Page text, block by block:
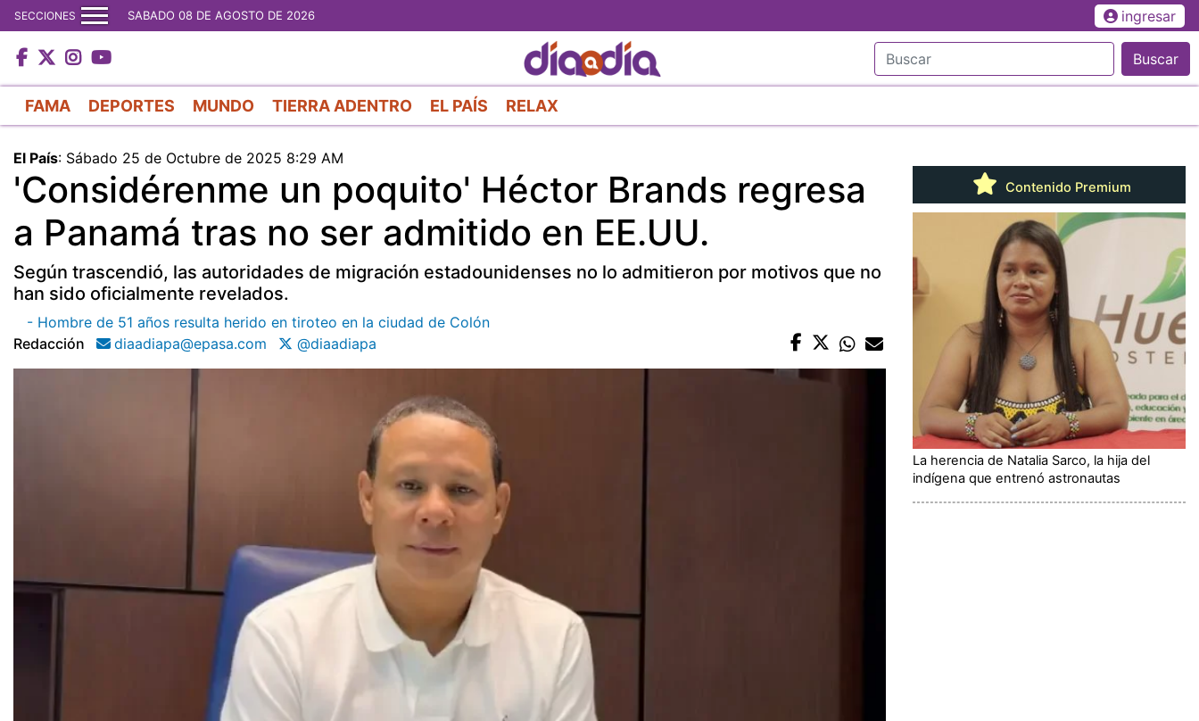
al
contenido
principal
SECCIONES SABADO 08 DE AGOSTO DE 2026 ingresar
Buscar
FAMA DEPORTES MUNDO TIERRA ADENTRO EL PAÍS RELAX
El País: Sábado 25 de Octubre de 2025 8:29 AM
'Considérenme un poquito' Héctor Brands regresa
a Panamá tras no ser admitido en EE.UU.
Según trascendió, las autoridades de migración estadounidenses no lo admitieron por motivos que no
han sido oficialmente revelados.
- Hombre de 51 años resulta herido en tiroteo en la ciudad de Colón
Redacción
diaadiapa@epasa.com @diaadiapa
Contenido Premium
La herencia de Natalia Sarco, la hija del
indígena que entrenó astronautas